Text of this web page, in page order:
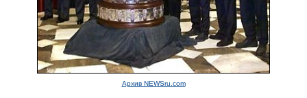
Архив NEWSru.com